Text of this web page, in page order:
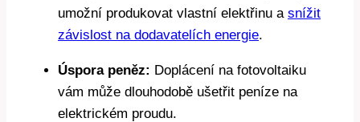
umožní produkovat vlastní elektřinu a snížit
závislost na dodavatelích energie.
Úspora peněz: Doplácení na fotovoltaiku
vám může dlouhodobě ušetřit peníze na
elektrickém proudu.